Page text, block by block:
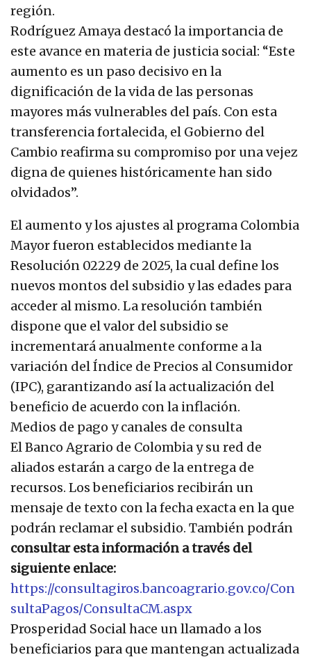
región.
Rodríguez Amaya destacó la importancia de
este avance en materia de justicia social: “Este
aumento es un paso decisivo en la
dignificación de la vida de las personas
mayores más vulnerables del país. Con esta
transferencia fortalecida, el Gobierno del
Cambio reafirma su compromiso por una vejez
digna de quienes históricamente han sido
olvidados”.
El aumento y los ajustes al programa Colombia
Mayor fueron establecidos mediante la
Resolución 02229 de 2025, la cual define los
nuevos montos del subsidio y las edades para
acceder al mismo. La resolución también
dispone que el valor del subsidio se
incrementará anualmente conforme a la
variación del Índice de Precios al Consumidor
(IPC), garantizando así la actualización del
beneficio de acuerdo con la inflación.
Medios de pago y canales de consulta
El Banco Agrario de Colombia y su red de
aliados estarán a cargo de la entrega de
recursos. Los beneficiarios recibirán un
mensaje de texto con la fecha exacta en la que
podrán reclamar el subsidio. También podrán
consultar esta información a través del
siguiente enlace:
https://consultagiros.bancoagrario.gov.co/Con
sultaPagos/ConsultaCM.aspx
Prosperidad Social hace un llamado a los
beneficiarios para que mantengan actualizada